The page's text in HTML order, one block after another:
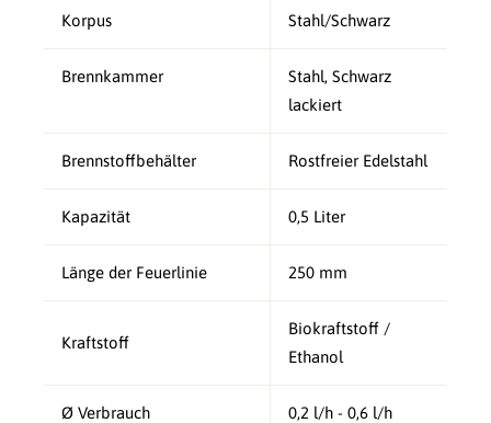
Korpus Stahl/Schwarz
Brennkammer
Stahl, Schwarz
lackiert
Brennstoffbehälter Rostfreier Edelstahl
Kapazität 0,5 Liter
Länge der Feuerlinie 250 mm
Kraftstoff
Biokraftstoff /
Ethanol
Ø Verbrauch 0,2 l/h - 0,6 l/h